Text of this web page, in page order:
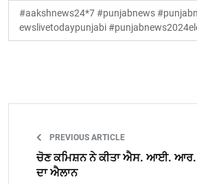
#aakshnews24*7 #punjabnews
ewslivetodaypunjabi
PREVIOUS ARTICLE
ਚੋਣ ਕਮਿਸ਼ਨ ਨੇ ਕੀਤਾ ਐਸ. ਆਈ. ਆਰ.
ਦਾ ਐਲਾਨ